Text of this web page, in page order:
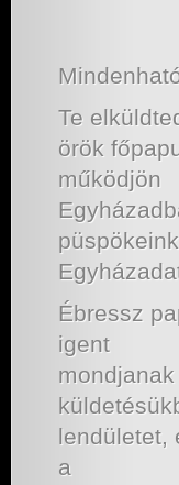
Te
örök
működjön
Ébressz
igent
lendületet,
a